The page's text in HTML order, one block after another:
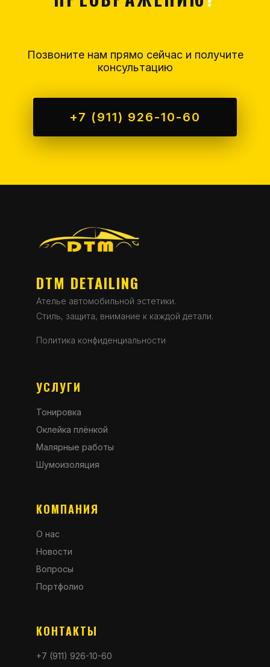
Позвоните нам прямо сейчас и получите
консультацию
+7 (911) 926-10-60
DTM DETAILING
Ателье автомобильной эстетики.
Стиль, защита, внимание к каждой детали.
Политика конфиденциальности
УСЛУГИ
Тонировка
Оклейка плёнкой
Малярные работы
Шумоизоляция
КОМПАНИЯ
О нас
Новости
Вопросы
Портфолио
КОНТАКТЫ
+7 (911) 926-10-60